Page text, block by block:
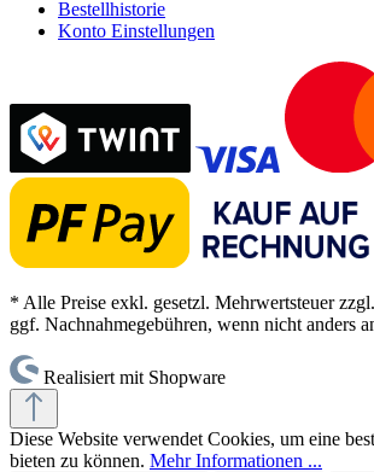
Bestellhistorie
Konto Einstellungen
* Alle Preise exkl. gesetzl. Mehrwertsteuer zzgl.
ggf. Nachnahmegebühren, wenn nicht anders
Realisiert mit Shopware
Diese Website verwendet Cookies, um eine
bieten zu können. Mehr Informationen ...